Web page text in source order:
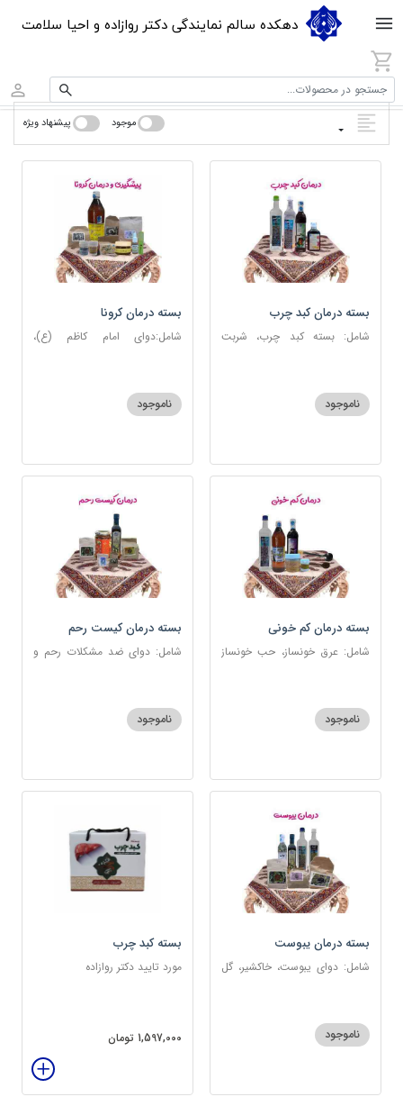
دهکده سالم نمایندگی دکتر روازاده و احیا سلامت
جستجو در محصولات...
موجود پیشنهاد ویژه
بسته درمان کبد چرب
شامل: بسته کبد چرب، شربت
ناموجود
بسته درمان کرونا
شامل:دوای امام کاظم (ع)،
شربت حیات، کندر
ناموجود
بسته درمان کم خونی
شامل: عرق خونساز، حب خونساز
ناموجود
بسته درمان کیست رحم
شامل: دوای ضد مشکلات رحم و
زیتون
ناموجود
بسته درمان یبوست
شامل: دوای یبوست، خاکشیر، گل
ناموجود
بسته کبد چرب
مورد تایید دکتر روازاده
1,597,000 تومان